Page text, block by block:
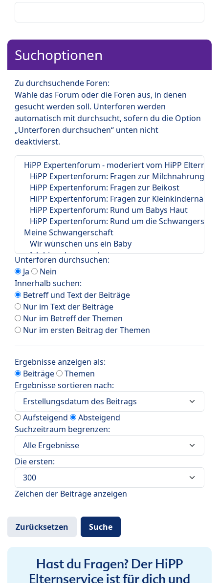
Suchoptionen
Zu durchsuchende Foren:
Wähle das Forum oder die Foren aus, in denen
gesucht werden soll. Unterforen werden
automatisch mit durchsucht, sofern du die Option
„Unterforen durchsuchen“ unten nicht
deaktivierst.
Unterforen durchsuchen:
Ja
Nein
Innerhalb suchen:
Betreff und Text der Beiträge
Nur im Text der Beiträge
Nur im Betreff der Themen
Nur im ersten Beitrag der Themen
Ergebnisse anzeigen als:
Beiträge
Themen
Ergebnisse sortieren nach:
Aufsteigend
Absteigend
Suchzeitraum begrenzen:
Die ersten:
Zeichen der Beiträge anzeigen
Hast du Fragen? Der HiPP
Elternservice ist für dich und